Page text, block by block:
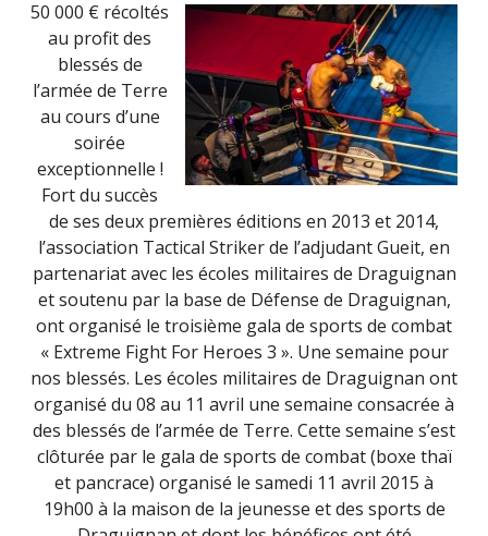
50 000 € récoltés
au profit des
blessés de
l’armée de Terre
au cours d’une
soirée
exceptionnelle !
Fort du succès
de ses deux premières éditions en 2013 et 2014,
l’association Tactical Striker de l’adjudant Gueit, en
partenariat avec les écoles militaires de Draguignan
et soutenu par la base de Défense de Draguignan,
ont organisé le troisième gala de sports de combat
« Extreme Fight For Heroes 3 ». Une semaine pour
nos blessés. Les écoles militaires de Draguignan ont
organisé du 08 au 11 avril une semaine consacrée à
des blessés de l’armée de Terre. Cette semaine s’est
clôturée par le gala de sports de combat (boxe thaï
et pancrace) organisé le samedi 11 avril 2015 à
19h00 à la maison de la jeunesse et des sports de